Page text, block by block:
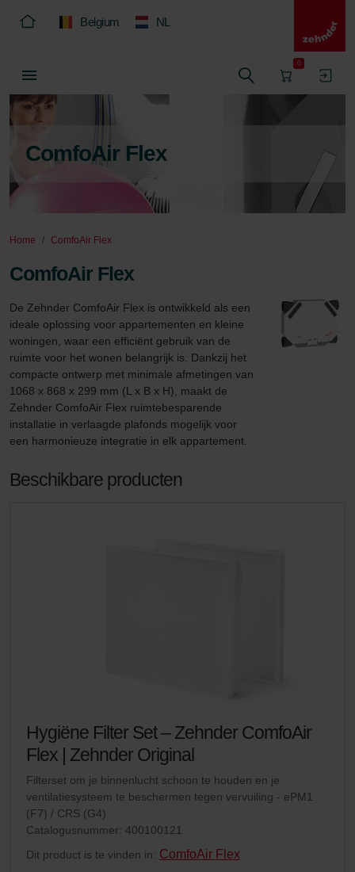
Belgium NL
0
ComfoAir Flex
Home ComfoAir Flex
ComfoAir Flex
De Zehnder ComfoAir Flex is ontwikkeld als een
ideale oplossing voor appartementen en kleine
woningen, waar een efficiënt gebruik van de
ruimte voor het wonen belangrijk is. Dankzij het
compacte ontwerp met minimale afmetingen van
1068 x 868 x 299 mm (L x B x H), maakt de
Zehnder ComfoAir Flex ruimtebesparende
installatie in verlaagde plafonds mogelijk voor
een harmonieuze integratie in elk appartement.
Beschikbare producten
Hygiëne Filter Set – Zehnder ComfoAir
Flex | Zehnder Original
Filterset om je binnenlucht schoon te houden en je
ventilatiesysteem te beschermen tegen vervuiling - ePM1
(F7) / CRS (G4)
Catalogusnummer: 400100121
Dit product is te vinden in: ComfoAir Flex